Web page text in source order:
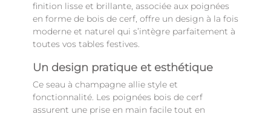
finition lisse et brillante, associée aux poignées
en forme de bois de cerf, offre un design à la fois
moderne et naturel qui s’intègre parfaitement à
toutes vos tables festives.
Un design pratique et esthétique
Ce seau à champagne allie style et
fonctionnalité. Les poignées bois de cerf
assurent une prise en main facile tout en